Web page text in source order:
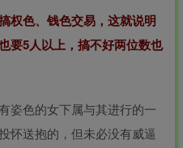
权色、钱色交易，这就说明
要5人以上，搞不好两位数也
姿色的女下属与其进行的一
怀送抱的，但未必没有威逼